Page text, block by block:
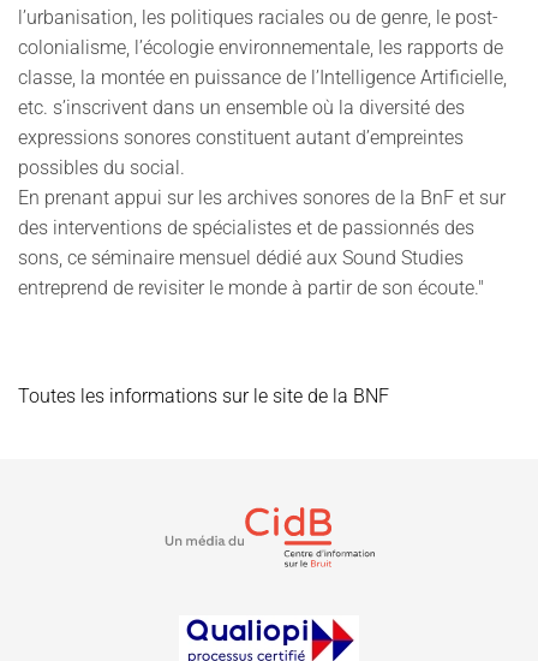
l’urbanisation, les politiques raciales ou de genre, le post-
colonialisme, l’écologie environnementale, les rapports de
classe, la montée en puissance de l’Intelligence Artificielle,
etc. s’inscrivent dans un ensemble où la diversité des
expressions sonores constituent autant d’empreintes
possibles du social.
En prenant appui sur les archives sonores de la BnF et sur
des interventions de spécialistes et de passionnés des
sons, ce séminaire mensuel dédié aux Sound Studies
entreprend de revisiter le monde à partir de son écoute."
Toutes les informations sur le site de la BNF